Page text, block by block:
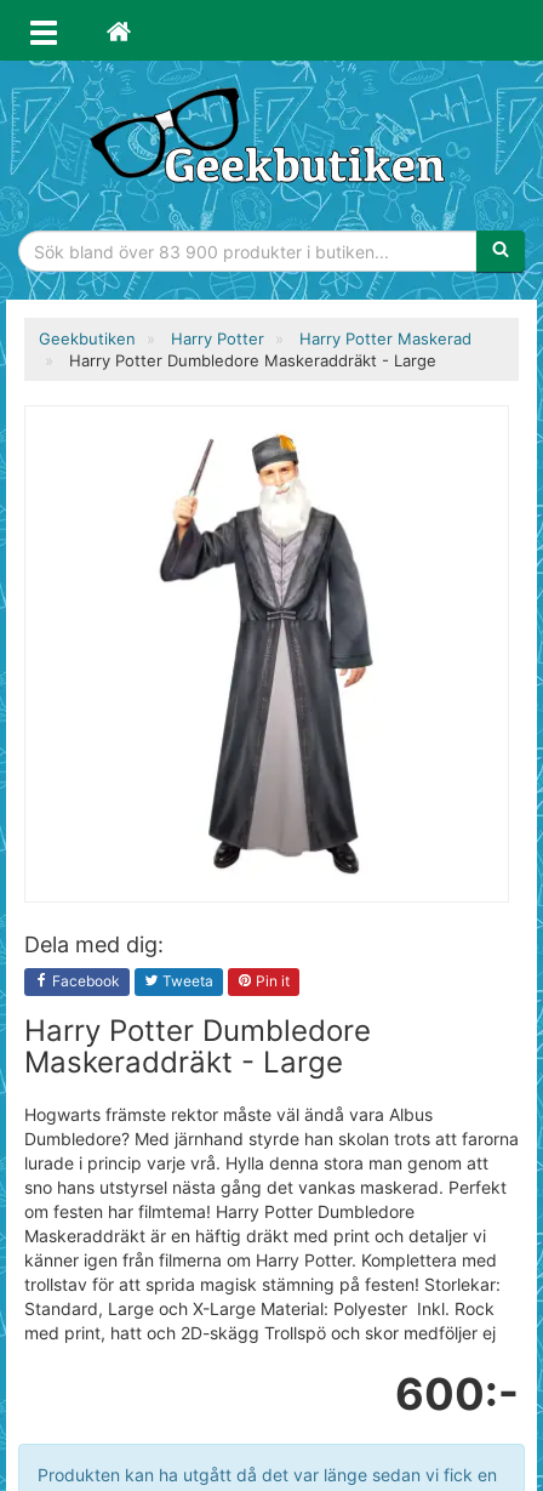
Geekbutiken Harry Potter
Harry Potter Maskerad
Harry Potter Dumbledore Maskeraddräkt - Large
Dela med dig:
Facebook Tweeta Pin it
Harry Potter Dumbledore
Maskeraddräkt - Large
Hogwarts främste rektor måste väl ändå vara Albus
Dumbledore? Med järnhand styrde han skolan trots att farorna
lurade i princip varje vrå. Hylla denna stora man genom att
sno hans utstyrsel nästa gång det vankas maskerad. Perfekt
om festen har filmtema! Harry Potter Dumbledore
Maskeraddräkt är en häftig dräkt med print och detaljer vi
känner igen från filmerna om Harry Potter. Komplettera med
trollstav för att sprida magisk stämning på festen! Storlekar:
Standard, Large och X-Large Material: Polyester Inkl. Rock
med print, hatt och 2D-skägg Trollspö och skor medföljer ej
600:-
Produkten kan ha utgått då det var länge sedan vi fick en